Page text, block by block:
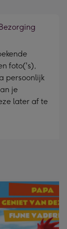
foto('s),
persoonlijk
je
later af te